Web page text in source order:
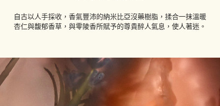
自古以人手採收，香氣豐沛的納米比亞沒藥樹脂，揉合一抹溫暖
杏仁與馥郁香草，與零陵香所賦予的尊貴醉人氣息，使人著迷。